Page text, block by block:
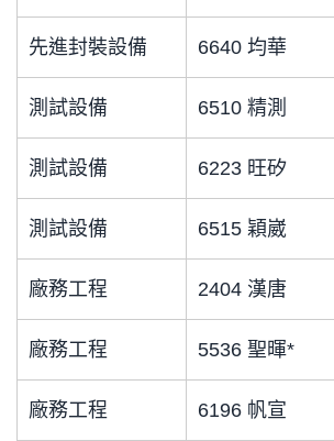
先進封裝設備 6640 均華
測試設備 6510 精測
測試設備 6223 旺矽
測試設備 6515 穎崴
廠務工程 2404 漢唐
廠務工程 5536 聖暉*
廠務工程 6196 帆宣